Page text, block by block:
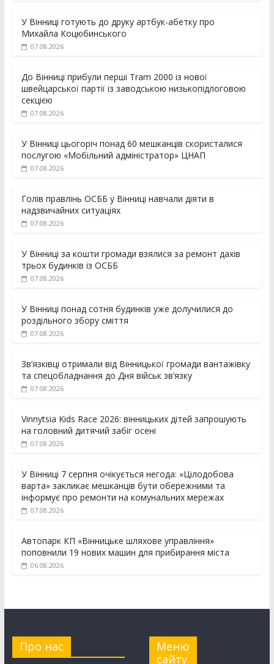
У Вінниці готують до друку артбук-абетку про
Михайла Коцюбинського
07.08.2026
До Вінниці прибули перші Tram 2000 із нової
швейцарської партії із заводською низькопідлоговою
секцією
07.08.2026
У Вінниці цьогоріч понад 60 мешканців скористалися
послугою «Мобільний адміністратор» ЦНАП
07.08.2026
Голів правлінь ОСББ у Вінниці навчали діяти в
надзвичайних ситуаціях
07.08.2026
У Вінниці за кошти громади взялися за ремонт дахів
трьох будинків із ОСББ
07.08.2026
У Вінниці понад сотня будинків уже долучилися до
роздільного збору сміття
07.08.2026
Зв’язківці отримали від Вінницької громади вантажівку
та спецобладнання до Дня військ зв’язку
07.08.2026
Vinnytsia Kids Race 2026: вінницьких дітей запрошують
на головний дитячий забіг осені
07.08.2026
У Вінниці 7 серпня очікується негода: «Цілодобова
варта» закликає мешканців бути обережними та
інформує про ремонти на комунальних мережах
07.08.2026
Автопарк КП «Вінницьке шляхове управління»
поповнили 19 нових машин для прибирання міста
06.08.2026
Про нас
Меню
сайту